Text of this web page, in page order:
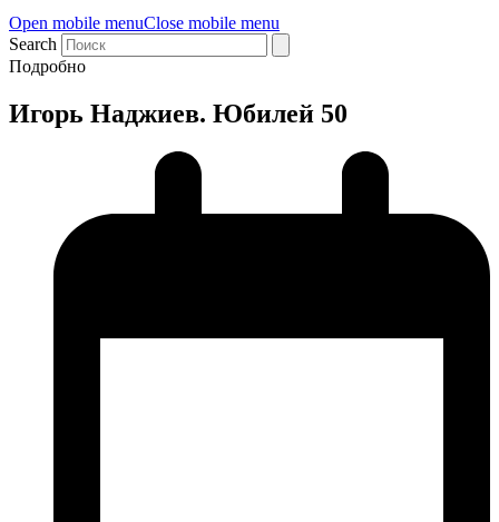
Open mobile menuClose mobile menu
Search
Подробно
Игорь Наджиев. Юбилей 50